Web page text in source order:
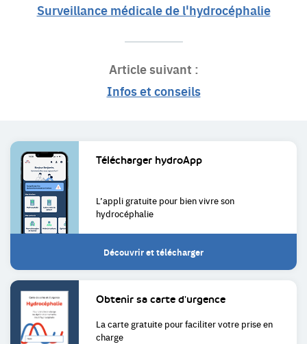
Surveillance médicale de l'hydrocéphalie
Article suivant :
Infos et conseils
Liens
utiles
Télécharger hydroApp
L’appli gratuite pour bienvivre son
hydrocéphalie
Découvrir et télécharger
Obtenir sa carte d'urgence
La carte gratuite pour facilitervotre prise en
charge